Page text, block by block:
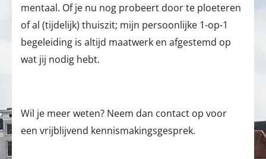
mentaal. Of je nu nog probeert door te ploeteren
of al (tijdelijk) thuiszit; mijn persoonlijke 1-op-1
begeleiding is altijd maatwerk en afgestemd op
wat jij nodig hebt.
Wil je meer weten? Neem dan contact op voor
een vrijblijvend kennismakingsgesprek.